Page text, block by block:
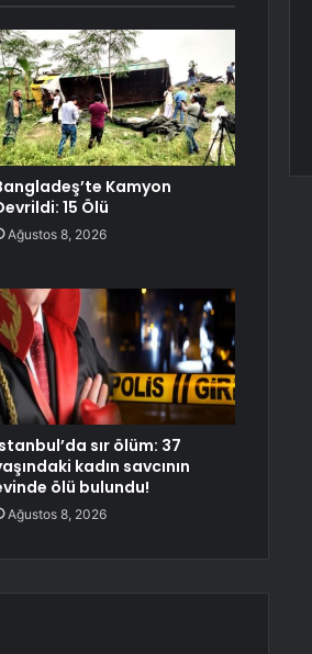
Kamyon
15 Ölü
Ağustos 8, 2026
sır ölüm: 37
kadın savcının
ölü bulundu!
Ağustos 8, 2026